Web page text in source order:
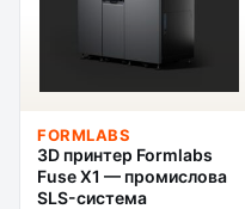
FORMLABS
3D принтер Formlabs
Fuse X1 — промислова
SLS-система